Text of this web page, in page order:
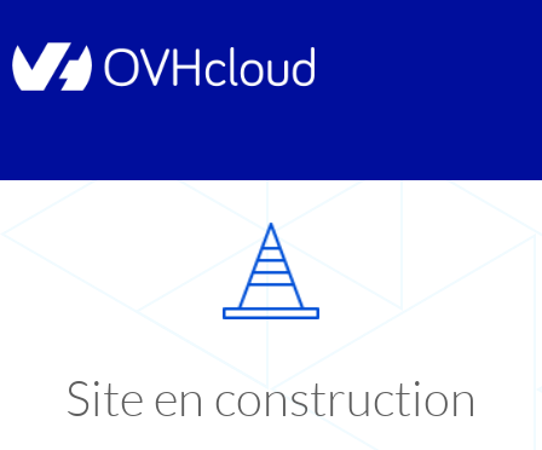
Site en construction